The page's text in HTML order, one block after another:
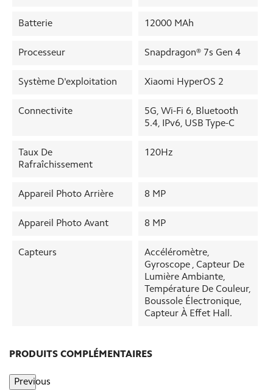
Batterie 12000 MAh
Processeur Snapdragon® 7s Gen 4
Système D'exploitation Xiaomi HyperOS 2
Connectivite
5G, Wi-Fi 6, Bluetooth
5.4, IPv6, USB Type-C
Taux De
Rafraîchissement
120Hz
Appareil Photo Arrière 8 MP
Appareil Photo Avant 8 MP
Capteurs
Accéléromètre,
Gyroscope , Capteur De
Lumière Ambiante,
Température De Couleur,
Boussole Électronique,
Capteur À Effet Hall.
PRODUITS COMPLÉMENTAIRES
Previous